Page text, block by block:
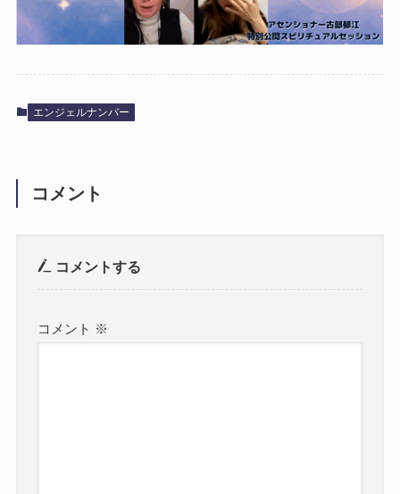
エンジェルナンバー
コメント
コメントする
コメント ※